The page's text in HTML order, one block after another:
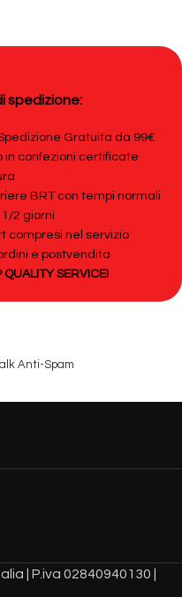
spedizione:
Gratuita da 99€
in confezioni certificate
BRT con tempi normali
2 giorni
compresi nel servizio
e postvendita
QUALITY SERVICE!
Anti-Spam
| P.iva 02840940130 |